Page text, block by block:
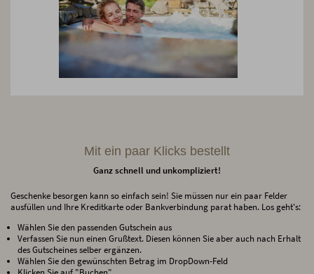
Mit ein paar Klicks bestellt
Ganz schnell und unkompliziert!
Geschenke besorgen kann so einfach sein! Sie müssen nur ein paar Felder
ausfüllen und Ihre Kreditkarte oder Bankverbindung parat haben. Los geht's:
Wählen Sie den passenden Gutschein aus
Verfassen Sie nun einen Grußtext. Diesen können Sie aber auch nach Erhalt
des Gutscheines selber ergänzen.
Wählen Sie den gewünschten Betrag im DropDown-Feld